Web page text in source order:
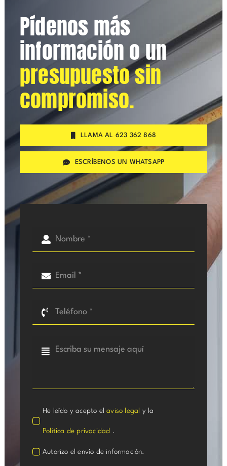
Pídenos más
información o un
presupuesto sin
compromiso.
LLAMA AL 623 362 868
ESCRÍBENOS UN WHATSAPP
He leído y acepto elaviso legal y la
Política de privacidad .
Autorizo el envío de información.